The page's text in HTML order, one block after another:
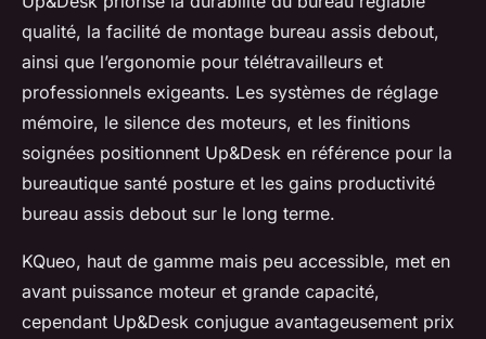
qualité, la facilité de montage bureau assis debout,
ainsi que l’ergonomie pour télétravailleurs et
professionnels exigeants. Les systèmes de réglage
mémoire, le silence des moteurs, et les finitions
soignées positionnent Up&Desk en référence pour la
bureautique santé posture et les gains productivité
bureau assis debout sur le long terme.
KQueo, haut de gamme mais peu accessible, met en
avant puissance moteur et grande capacité,
cependant Up&Desk conjugue avantageusement prix